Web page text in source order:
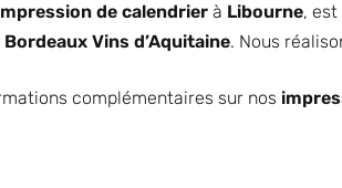
de calendrier à Libourne,
Vins d’Aquitaine. Nous
complémentaires sur nos